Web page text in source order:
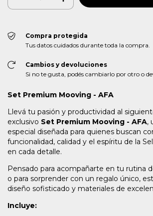
Compra protegida
Tus datos cuidados durante toda la compra.
Cambios y devoluciones
Si no te gusta, podés cambiarlo por otro o
Set Premium Mooving - AFA
Llevá tu pasión y productividad al
exclusivo Set Premium Mooving - AFA,
especial diseñada para quienes buscan
funcionalidad, calidad y el espíritu de la
en cada detalle.
Pensado para acompañarte en tu rutina
o para sorprender con un regalo único,
diseño sofisticado y materiales de
Incluye: